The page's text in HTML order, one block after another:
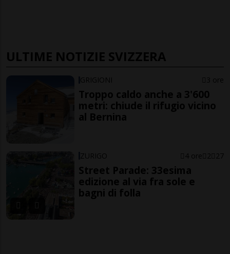
ULTIME NOTIZIE SVIZZERA
GRIGIONI 3 ore
Troppo caldo anche a 3'600
metri: chiude il rifugio vicino
al Bernina
ZURIGO 4 ore 2 27
Street Parade: 33esima
edizione al via fra sole e
bagni di folla